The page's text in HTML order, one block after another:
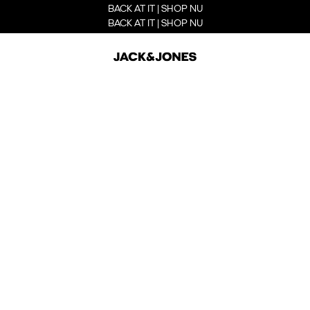
BACK AT IT | SHOP NU
BACK AT IT | SHOP NU